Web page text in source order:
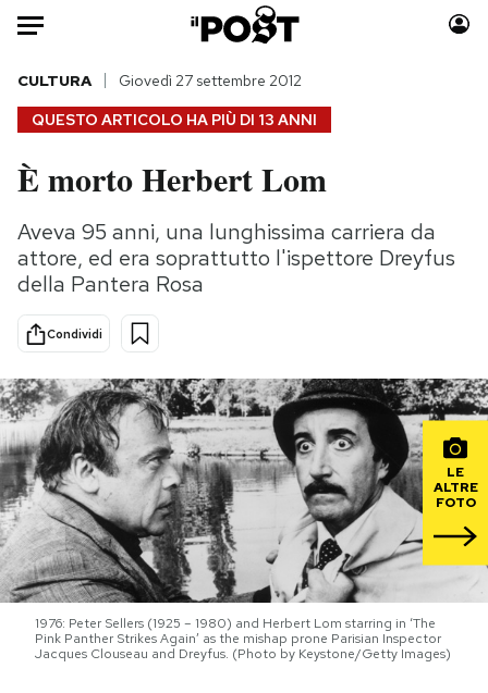
Auto
HOME
Italia
Politica
Tecnologia
Scienza
Economia
Sport
Moda
Consumismi
Storie/Idee
Altrecose
Mondiali calcio 2026
PODCAST
NEWSLETTER
QUESTO ARTICOLO HA PIÙ DI 13 ANNI
CULTURA Giovedì 27 settembre 2012
È morto Herbert Lom
Aveva 95 anni, una lunghissima carriera da
attore, ed era soprattutto l'ispettore Dreyfus
della Pantera Rosa
Condividi
LE
ALTRE
FOTO
1976: Peter Sellers (1925 – 1980) and Herbert Lom starring in ‘The
Pink Panther Strikes Again’ as the mishap prone Parisian Inspector
Jacques Clouseau and Dreyfus. (Photo by Keystone/Getty Images)